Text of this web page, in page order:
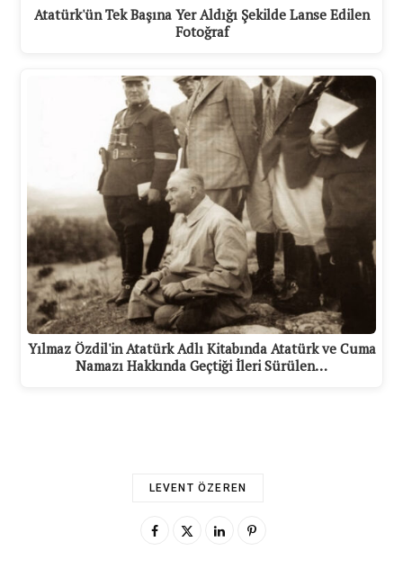
Atatürk'ün Tek Başına Yer Aldığı Şekilde Lanse Edilen
Fotoğraf
Yılmaz Özdil'in Atatürk Adlı Kitabında Atatürk ve Cuma
Namazı Hakkında Geçtiği İleri Sürülen…
LEVENT ÖZEREN